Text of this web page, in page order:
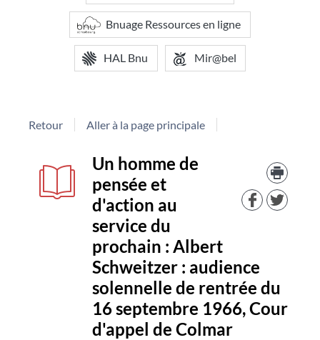
Bnuage Ressources en ligne
HAL Bnu Mir@bel
Retour Aller à la page principale
Détail
document
Un homme de
pensée et
d'action au
service du
prochain : Albert
Schweitzer : audience
solennelle de rentrée du
16 septembre 1966, Cour
d'appel de Colmar